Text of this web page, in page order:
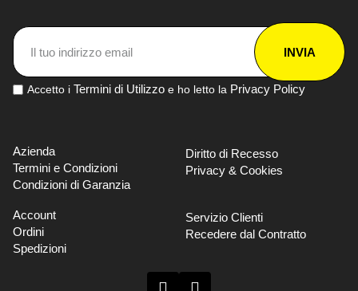
INVIA
Accetto i Termini di Utilizzo e ho letto la Privacy Policy
Azienda
Termini e Condizioni
Condizioni di Garanzia
Diritto di Recesso
Privacy & Cookies
Account
Ordini
Spedizioni
Servizio Clienti
Recedere dal Contratto